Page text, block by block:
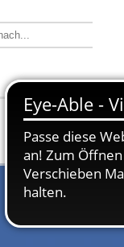
Wirtschaft &
Bauen